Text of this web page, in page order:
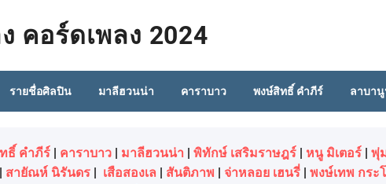
คอร์ดเพลง 2024
รายชื่อศิลปิน มาลีฮวนน่า คาราบาว พงษ์สิทธิ์ คำภีร์ ลาบา
ธิ์ คำภีร์| คาราบาว| มาลีฮวนน่า | พิทักษ์ เสริมราษฎร์| หนู มิเตอร์| พุ่
| สายัณห์ นิรันดร | เสือสองเล | สันติภาพ | จ่าหลอย เฮนรี่ | พงษ์เทพ กร